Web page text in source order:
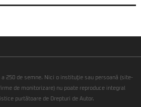
250 de semne. Nici o instituţie sau persoană (site-
de monitorizare) nu poate reproduce integral
purtătoare de Drepturi de Autor.